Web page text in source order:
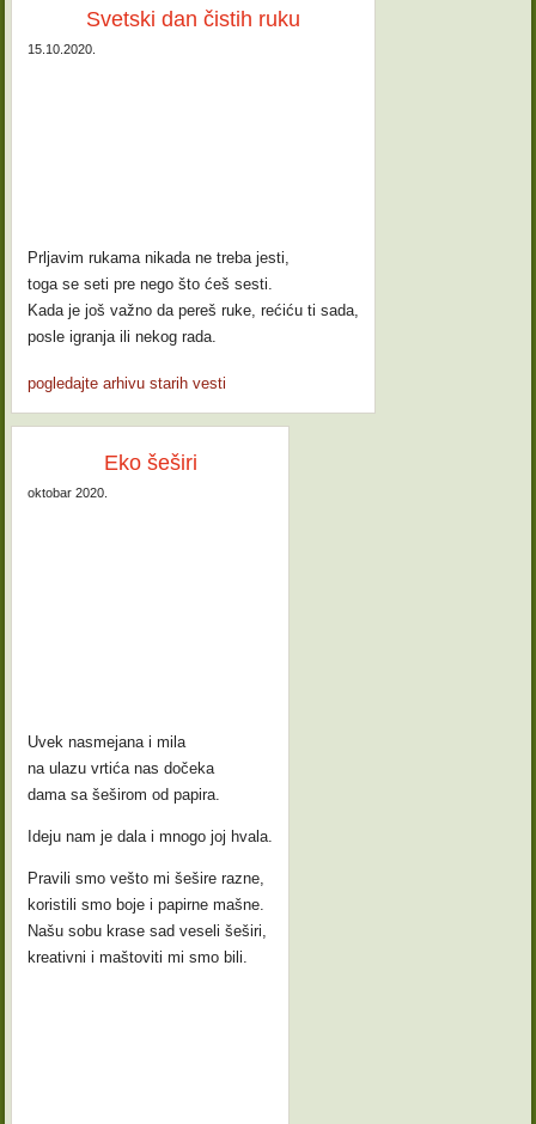
Svetski dan čistih ruku
15.10.2020.
Prljavim rukama nikada ne treba jesti,
toga se seti pre nego što ćeš sesti.
Kada je još važno da pereš ruke, rećiću ti sada,
posle igranja ili nekog rada.
pogledajte arhivu starih vesti
Eko šeširi
oktobar 2020.
Uvek nasmejana i mila
na ulazu vrtića nas dočeka
dama sa šeširom od papira.
Ideju nam je dala i mnogo joj hvala.
Pravili smo vešto mi šešire razne,
koristili smo boje i papirne mašne.
Našu sobu krase sad veseli šeširi,
kreativni i maštoviti mi smo bili.